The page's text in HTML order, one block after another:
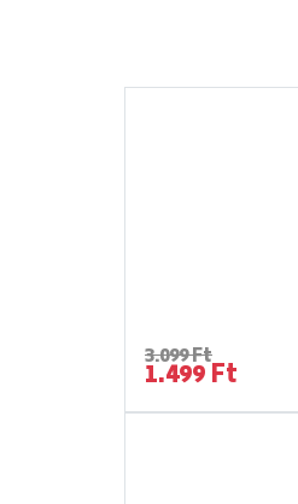
3.099 Ft
1.499 Ft